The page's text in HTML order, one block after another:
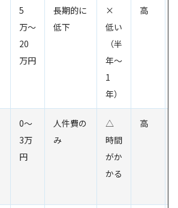
5
万〜
20
万円
長期的に
低下
×
低い
（半
年〜
1
年）
高
0〜
3万
円
人件費の
み
△
時間
がか
かる
高